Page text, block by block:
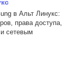
в Альт Линукс:
права доступа,
сетевым